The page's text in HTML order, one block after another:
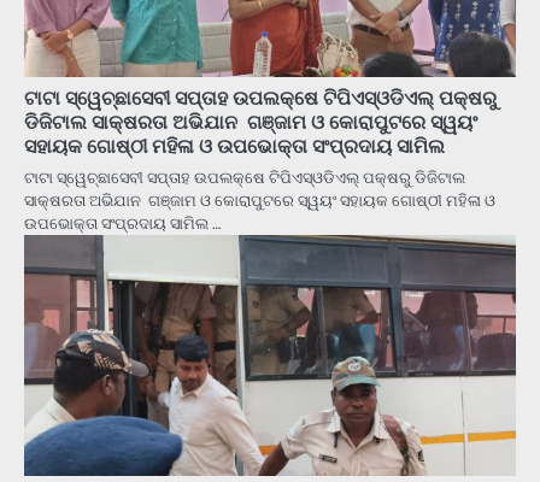
ଟାଟା ସ୍ୱେଚ୍ଛାସେବୀ ସପ୍ତାହ ଉପଲକ୍ଷେ ଟିପିଏସ୍ଓଡିଏଲ୍ ପକ୍ଷରୁ
ଡିଜିଟାଲ ସାକ୍ଷରତା ଅଭିଯାନ ଗଞ୍ଜାମ ଓ କୋରାପୁଟରେ ସ୍ୱୟଂ
ସହାୟକ ଗୋଷ୍ଠୀ ମହିଳା ଓ ଉପଭୋକ୍ତା ସଂପ୍ରଦାୟ ସାମିଲ
ଟାଟା ସ୍ୱେଚ୍ଛାସେବୀ ସପ୍ତାହ ଉପଲକ୍ଷେ ଟିପିଏସ୍ଓଡିଏଲ୍ ପକ୍ଷରୁ ଡିଜିଟାଲ
ସାକ୍ଷରତା ଅଭିଯାନ ଗଞ୍ଜାମ ଓ କୋରାପୁଟରେ ସ୍ୱୟଂ ସହାୟକ ଗୋଷ୍ଠୀ ମହିଳା ଓ
ଉପଭୋକ୍ତା ସଂପ୍ରଦାୟ ସାମିଲ …